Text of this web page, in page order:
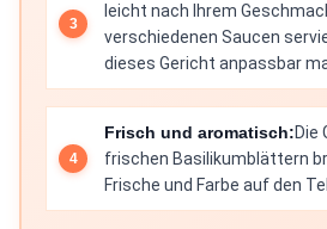
leicht nach Ihrem
verschiedenen Saucen
dieses Gericht anpassbar
Frisch und aromatisch:Die
frischen Basilikumblättern
Frische und Farbe auf den